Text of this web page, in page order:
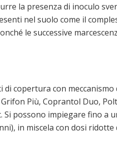
la presenza di inoculo
nel suolo come il
le successive
copertura con meccanismo
Più, Coprantol Duo,
possono impiegare fino a
in miscela con dosi